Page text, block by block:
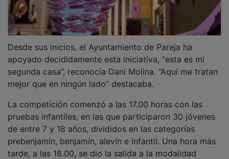
Desde sus inicios, el Ayuntamiento de Pareja ha
apoyado decididamente esta iniciativa, “esta es mi
segunda casa”, reconocía Dani Molina. “Aquí me tratan
mejor que en ningún lado” destacaba.
La competición comenzó a las 17.00 horas con las
pruebas infantiles, en las que participaron 30 jóvenes
de entre 7 y 18 años, divididos en las categorías
prebenjamín, benjamín, alevín e infantil. Una hora más
tarde, a las 18.00, se dio la salida a la modalidad